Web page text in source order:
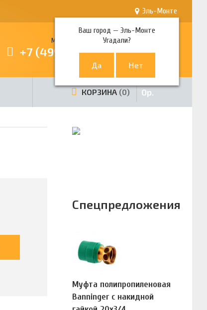
Эль-Монте
Ваш город —Эль-Монте
Угадали?
Многоканальный телефон
+7 (499) 380-80-80
КОРЗИНА 0 0р.
Спецпредложения
Муфта полипропиленовая
Banninger с накидной